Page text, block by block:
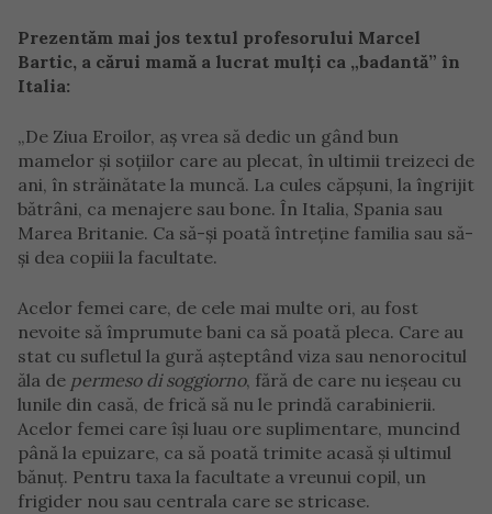
Prezentăm mai jos textul profesorului Marcel
Bartic, a cărui mamă a lucrat mulți ca „badantă” în
Italia:
„De Ziua Eroilor, aș vrea să dedic un gând bun
mamelor și soțiilor care au plecat, în ultimii treizeci de
ani, în străinătate la muncă. La cules căpșuni, la îngrijit
bătrâni, ca menajere sau bone. În Italia, Spania sau
Marea Britanie. Ca să-și poată întreține familia sau să-
și dea copiii la facultate.
Acelor femei care, de cele mai multe ori, au fost
nevoite să împrumute bani ca să poată pleca. Care au
stat cu sufletul la gură așteptând viza sau nenorocitul
ăla de permeso di soggiorno, fără de care nu ieșeau cu
lunile din casă, de frică să nu le prindă carabinierii.
Acelor femei care își luau ore suplimentare, muncind
până la epuizare, ca să poată trimite acasă și ultimul
bănuț. Pentru taxa la facultate a vreunui copil, un
frigider nou sau centrala care se stricase.